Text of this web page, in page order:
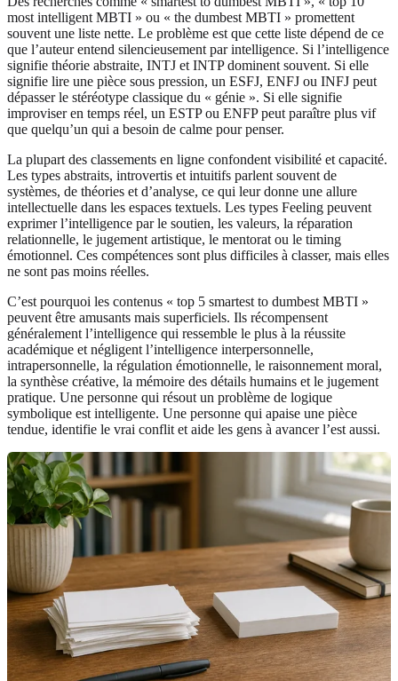
most intelligent MBTI » ou « the dumbest MBTI » promettent
souvent une liste nette. Le problème est que cette liste dépend de ce
que l’auteur entend silencieusement par intelligence. Si l’intelligence
signifie théorie abstraite, INTJ et INTP dominent souvent. Si elle
signifie lire une pièce sous pression, un ESFJ, ENFJ ou INFJ peut
dépasser le stéréotype classique du « génie ». Si elle signifie
improviser en temps réel, un ESTP ou ENFP peut paraître plus vif
que quelqu’un qui a besoin de calme pour penser.
La plupart des classements en ligne confondent visibilité et capacité.
Les types abstraits, introvertis et intuitifs parlent souvent de
systèmes, de théories et d’analyse, ce qui leur donne une allure
intellectuelle dans les espaces textuels. Les types Feeling peuvent
exprimer l’intelligence par le soutien, les valeurs, la réparation
relationnelle, le jugement artistique, le mentorat ou le timing
émotionnel. Ces compétences sont plus difficiles à classer, mais elles
ne sont pas moins réelles.
C’est pourquoi les contenus « top 5 smartest to dumbest MBTI »
peuvent être amusants mais superficiels. Ils récompensent
généralement l’intelligence qui ressemble le plus à la réussite
académique et négligent l’intelligence interpersonnelle,
intrapersonnelle, la régulation émotionnelle, le raisonnement moral,
la synthèse créative, la mémoire des détails humains et le jugement
pratique. Une personne qui résout un problème de logique
symbolique est intelligente. Une personne qui apaise une pièce
tendue, identifie le vrai conflit et aide les gens à avancer l’est aussi.